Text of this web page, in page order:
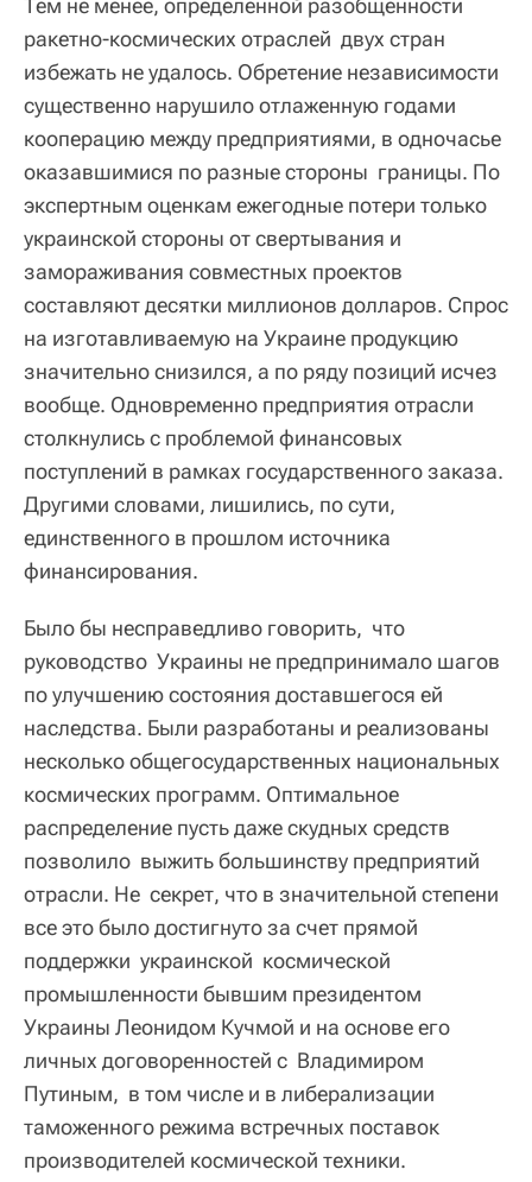
Тем не менее, определенной разобщенности
ракетно-космических отраслей двух стран
избежать не удалось. Обретение независимости
существенно нарушило отлаженную годами
кооперацию между предприятиями, в одночасье
оказавшимися по разные стороны границы. По
экспертным оценкам ежегодные потери только
украинской стороны от свертывания и
замораживания совместных проектов
составляют десятки миллионов долларов. Спрос
на изготавливаемую на Украине продукцию
значительно снизился, а по ряду позиций исчез
вообще. Одновременно предприятия отрасли
столкнулись с проблемой финансовых
поступлений в рамках государственного заказа.
Другими словами, лишились, по сути,
единственного в прошлом источника
финансирования.
Было бы несправедливо говорить, что
руководство Украины не предпринимало шагов
по улучшению состояния доставшегося ей
наследства. Были разработаны и реализованы
несколько общегосударственных национальных
космических программ. Оптимальное
распределение пусть даже скудных средств
позволило выжить большинству предприятий
отрасли. Не секрет, что в значительной степени
все это было достигнуто за счет прямой
поддержки украинской космической
промышленности бывшим президентом
Украины Леонидом Кучмой и на основе его
личных договоренностей с Владимиром
Путиным, в том числе и в либерализации
таможенного режима встречных поставок
производителей космической техники.